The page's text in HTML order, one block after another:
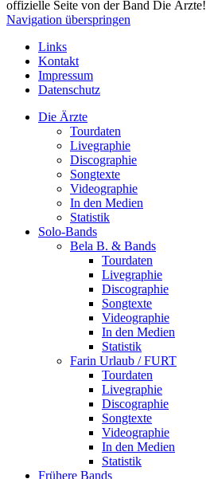
offizielle Seite von der Band Die Ärzte!
Navigation überspringen
Links
Kontakt
Impressum
Datenschutz
Die Ärzte
Tourdaten
Livegraphie
Discographie
Songtexte
Videographie
In den Medien
Statistik
Solo-Bands
Bela B. & Bands
Tourdaten
Livegraphie
Discographie
Songtexte
Videographie
In den Medien
Statistik
Farin Urlaub / FURT
Tourdaten
Livegraphie
Discographie
Songtexte
Videographie
In den Medien
Statistik
Frühere Bands